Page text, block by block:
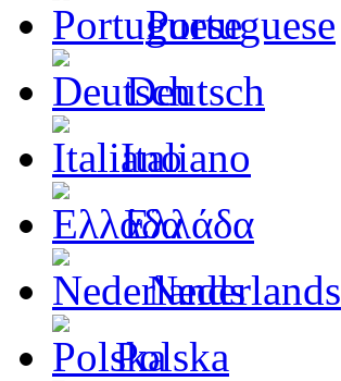
Portuguese
Deutsch
Italiano
Ελλάδα
Nederlands
Polska